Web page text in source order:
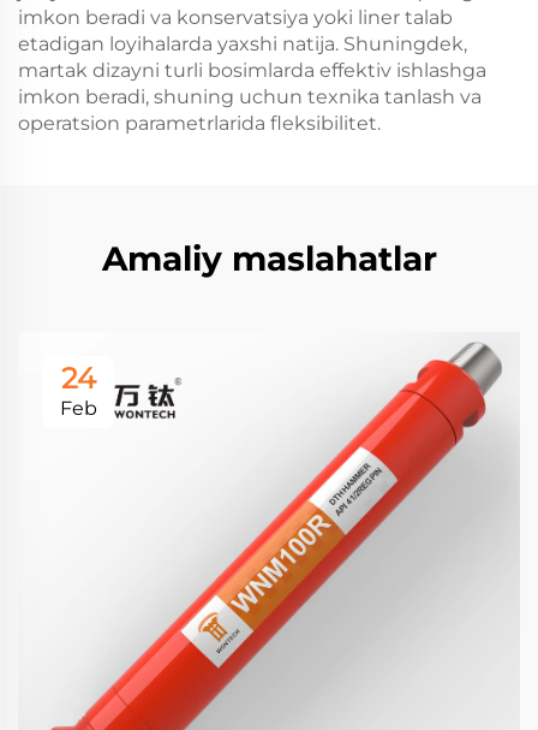
imkon beradi va konservatsiya yoki liner talab
etadigan loyihalarda yaxshi natija. Shuningdek,
martak dizayni turli bosimlarda effektiv ishlashga
imkon beradi, shuning uchun texnika tanlash va
operatsion parametrlarida fleksibilitet.
Amaliy maslahatlar
24
Feb